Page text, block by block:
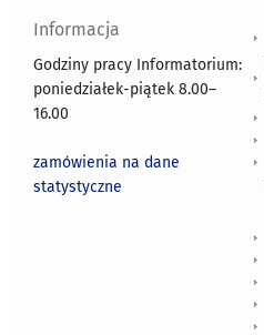
Informacja
Godziny pracy Informatorium:
poniedziałek-piątek 8.00–
16.00
zamówienia na dane
statystyczne